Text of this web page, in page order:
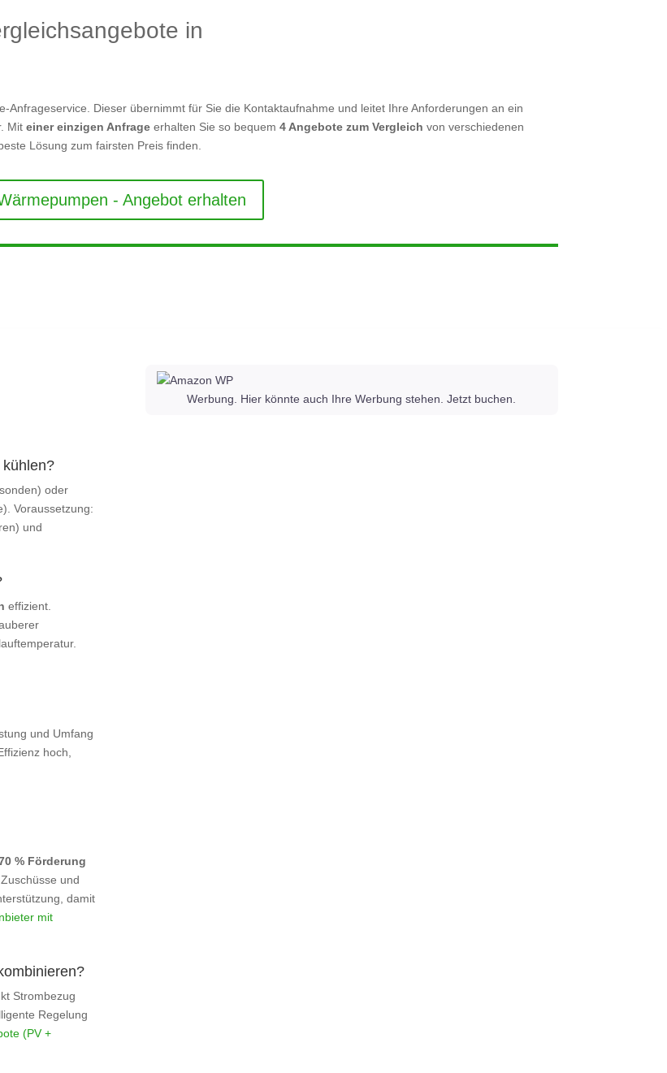
in
Anfrageservice. Dieser übernimmt für Sie die Kontaktaufnahme und leitet Ihre Anforderungen an ein
Miteiner einzigen Anfrage erhalten Sie so bequem4 Angebote zum Vergleich von verschiedenen
Lösung zum fairsten Preis finden.
- Angebot erhalten
oder
Voraussetzung:
und
effizient.
und Umfang
hoch,
% Förderung
und
damit
mit
Strombezug
Regelung
(PV +
Werbung. Hier könnte auch Ihre Werbung stehen. Jetzt buchen.